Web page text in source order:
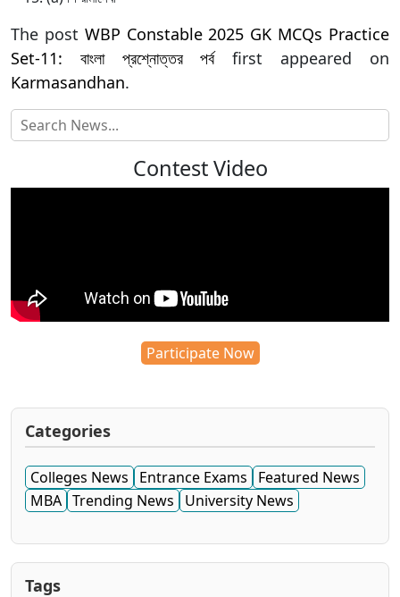
The post WBP Constable 2025 GK MCQs Practice
Set-11: বাংলা প্রশ্নোত্তর পর্বfirst appeared on
Karmasandhan.
Contest Video
Participate Now
Categories
Colleges News Entrance Exams
Featured News
MBA Trending News University News
Tags